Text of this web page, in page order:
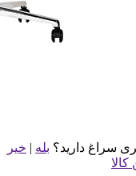
سراغ دارید؟ بله | خیر
کالا